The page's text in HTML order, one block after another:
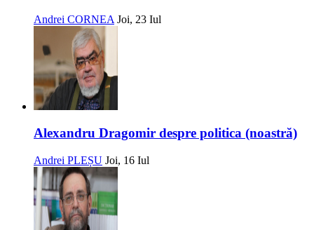
Andrei CORNEA Joi, 23 Iul
Alexandru Dragomir despre politica (noastră)
Andrei PLEȘU Joi, 16 Iul